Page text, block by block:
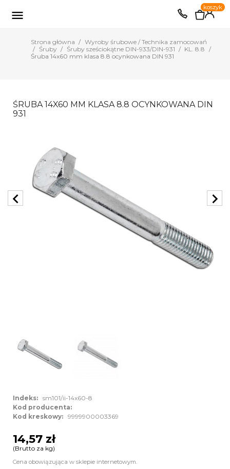
EUR PLN

0
koszyk
Strona główna
Wyroby śrubowe / Technika zamocowań
Śruby
Śruby sześciokątne DIN-933/DIN-931
KL. 8.8
Śruba 14x60 mm klasa 8.8 ocynkowana DIN 931
ŚRUBA 14X60 MM KLASA 8.8 OCYNKOWANA DIN
931
chevron_left chevron_right
Indeks: sm101/ii-14x60-8
Kod producenta:
Kod kreskowy: 9999900003369
14,57 zł
(Brutto za kg)
Cena obowiązująca w sklepie internetowym.